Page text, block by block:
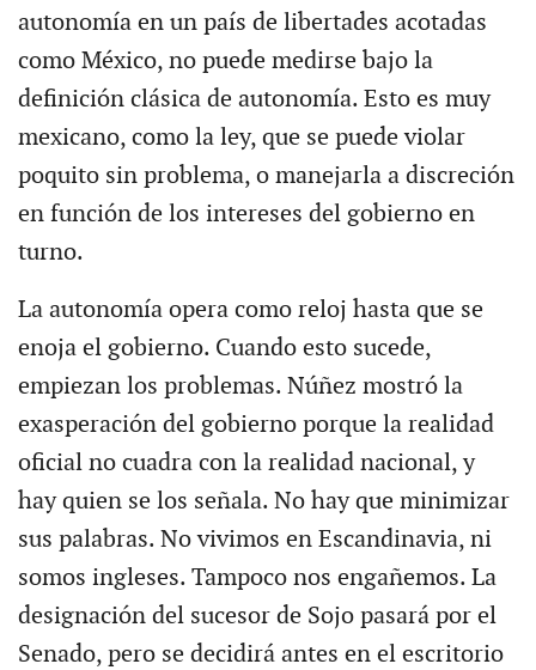
autonomía en un país de libertades acotadas
como México, no puede medirse bajo la
definición clásica de autonomía. Esto es muy
mexicano, como la ley, que se puede violar
poquito sin problema, o manejarla a discreción
en función de los intereses del gobierno en
turno.
La autonomía opera como reloj hasta que se
enoja el gobierno. Cuando esto sucede,
empiezan los problemas. Núñez mostró la
exasperación del gobierno porque la realidad
oficial no cuadra con la realidad nacional, y
hay quien se los señala. No hay que minimizar
sus palabras. No vivimos en Escandinavia, ni
somos ingleses. Tampoco nos engañemos. La
designación del sucesor de Sojo pasará por el
Senado, pero se decidirá antes en el escritorio